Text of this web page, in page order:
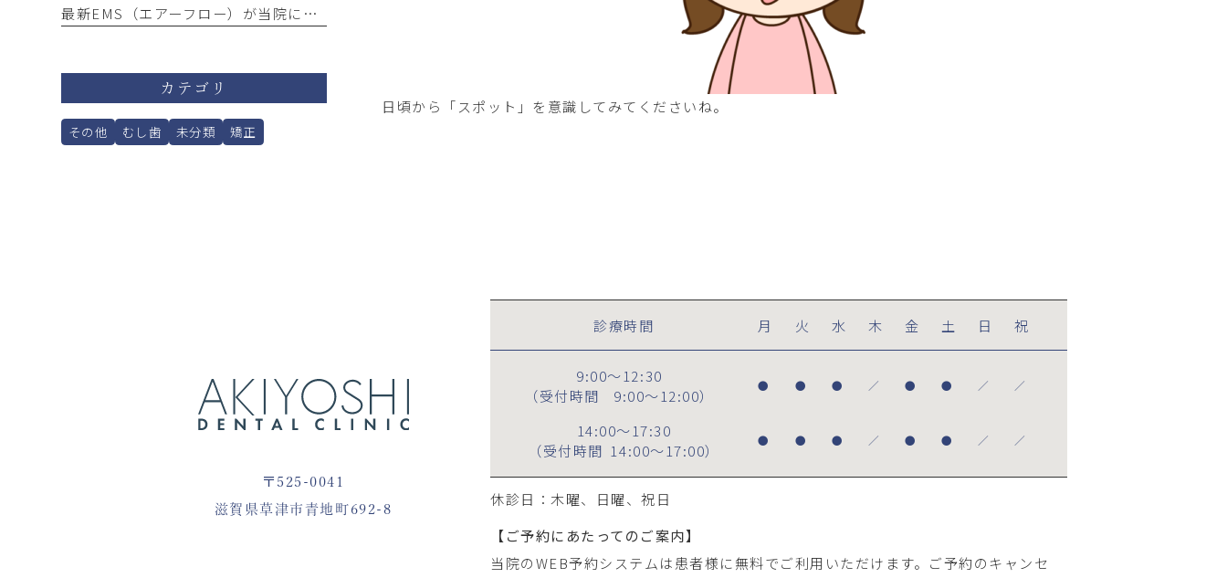
日頃から「スポット」を意識してみてくださいね。
最新EMS（エアーフロー）が当院にやってきました！
カテゴリ
その他 むし歯 未分類 矯正
〒525-0041
滋賀県草津市青地町692-8
診療時間 月 火 水 木 金 土 日 祝
9:00～12:30
（受付時間
9:00～12:00）
● ● ● ／ ● ● ／ ／
14:00～17:30
（受付時間 14:00～17:00）
● ● ● ／ ● ● ／ ／
休診日：木曜、日曜、祝日
【ご予約にあたってのご案内】
当院のWEB予約システムは患者様に無料でご利用いただけます。ご予約のキャンセ